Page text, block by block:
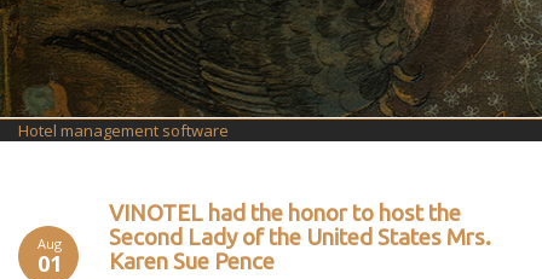
Hotel management software
Aug
01
VINOTEL had the honor to host the
Second Lady of the United States Mrs.
Karen Sue Pence